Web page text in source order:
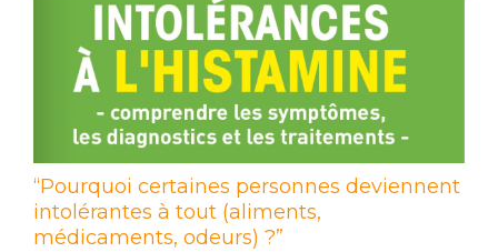
“Pourquoi certaines personnes deviennent
intolérantes à tout (aliments,
médicaments, odeurs) ?”